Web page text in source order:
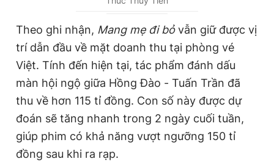
m
e
o
Theo ghi nhận, Mang mẹ đi bỏvẫn giữ được vị
trí dẫn đầu về mặt doanh thu tại phòng vé
Việt. Tính đến hiện tại, tác phẩm đánh dấu
màn hội ngộ giữa Hồng Đào - Tuấn Trần đã
thu về hơn 115 tỉ đồng. Con số này được dự
đoán sẽ tăng nhanh trong 2 ngày cuối tuần,
giúp phim có khả năng vượt ngưỡng 150 tỉ
đồng sau khi ra rạp.